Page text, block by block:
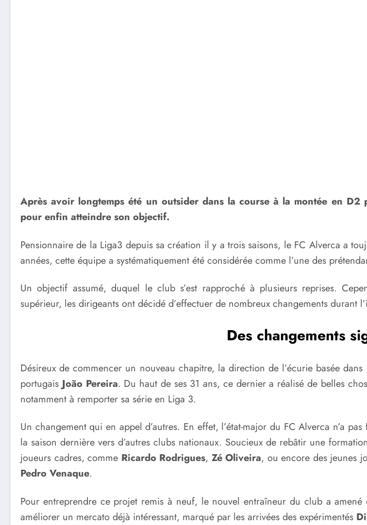
Après avoir longtemps été un outsider dans la course à la montée en
pour enfin atteindre son objectif.
Pensionnaire de la Liga3 depuis sa création il y a trois saisons, le FC Alverca a
années, cette équipe a systématiquement été considérée comme l’une des
Un objectif assumé, duquel le club s’est rapproché à plusieurs reprises.
supérieur, les dirigeants ont décidé d’effectuer de nombreux changements durant
Des changements
Désireux de commencer un nouveau chapitre, la direction de l’écurie basée
portugaisJoão Pereira. Du haut de ses 31 ans, ce dernier a réalisé de belles
notamment à remporter sa série en Liga 3.
Un changement qui en appel d’autres. En effet, l’état-major du FC Alverca n’a
la saison dernière vers d’autres clubs nationaux. Soucieux de rebâtir une
joueurs cadres, comme Ricardo Rodrigues, Zé Oliveira, ou encore des jeunes
Pedro Venaque.
Pour entreprendre ce projet remis à neuf, le nouvel entraîneur du club a
améliorer un mercato déjà intéressant, marqué par les arrivées des expérimentés